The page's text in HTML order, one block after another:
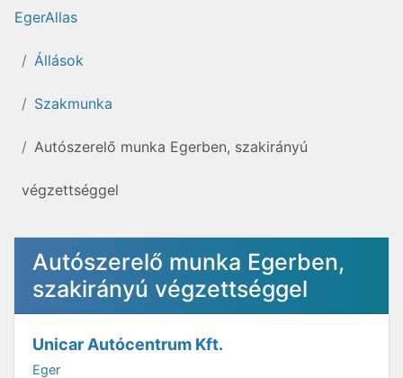
EgerAllas
Állások
Szakmunka
Autószerelő munka Egerben, szakirányú
végzettséggel
Autószerelő munka Egerben,
szakirányú végzettséggel
Unicar Autócentrum Kft.
Eger